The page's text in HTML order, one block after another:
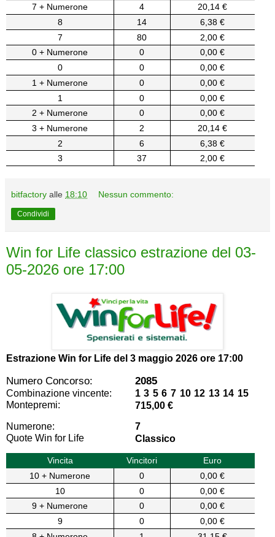
7 + Numerone
4
20,14 €
8
14
6,38 €
7
80
2,00 €
0 + Numerone
0
0,00 €
0
0
0,00 €
1 + Numerone
0
0,00 €
1
0
0,00 €
2 + Numerone
0
0,00 €
3 + Numerone
2
20,14 €
2
6
6,38 €
3
37 2,00 €
bitfactory alle 18:10 Nessun commento:
Condividi
Win for Life classico estrazione del 03-
05-2026 ore 17:00
Estrazione Win for Life del 3 maggio 2026 ore 17:00
Numero Concorso: 2085
Combinazione vincente:
1 3 5 6 7 10 12 13 14 15
Montepremi:
715,00 €
Numerone:
7
Quote Win for Life
Classico
Vincita Vincitori
Euro
10 + Numerone
0
0,00 €
10
0
0,00 €
9 + Numerone
0
0,00 €
9
0
0,00 €